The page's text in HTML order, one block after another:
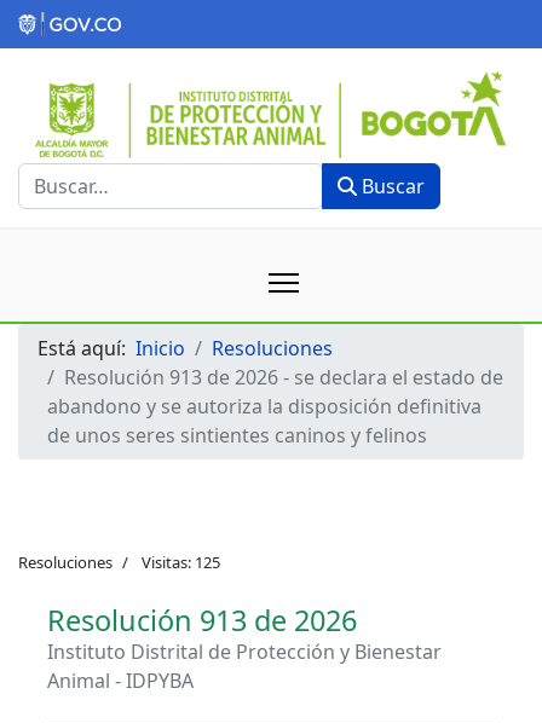
Buscar Buscar
Está aquí: Inicio
Resoluciones
Resolución 913 de 2026 - se declara el estado de
abandono y se autoriza la disposición definitiva
de unos seres sintientes caninos y felinos
Resoluciones Visitas: 125
Resolución 913 de 2026
Instituto Distrital de Protección y Bienestar
Animal - IDPYBA